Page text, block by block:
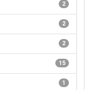
2
2
2
15
1